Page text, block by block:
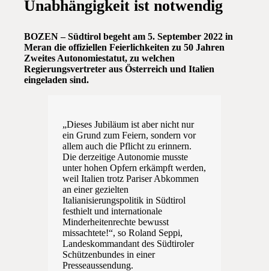
Unabhängigkeit ist notwendig
BOZEN – Südtirol begeht am 5. September 2022 in
Meran die offiziellen Feierlichkeiten zu 50 Jahren
Zweites Autonomiestatut, zu welchen
Regierungsvertreter aus Österreich und Italien
eingeladen sind.
„Dieses Jubiläum ist aber nicht nur
ein Grund zum Feiern, sondern vor
allem auch die Pflicht zu erinnern.
Die derzeitige Autonomie musste
unter hohen Opfern erkämpft werden,
weil Italien trotz Pariser Abkommen
an einer gezielten
Italianisierungspolitik in Südtirol
festhielt und internationale
Minderheitenrechte bewusst
missachtete!“, so Roland Seppi,
Landeskommandant des Südtiroler
Schützenbundes in einer
Presseaussendung.